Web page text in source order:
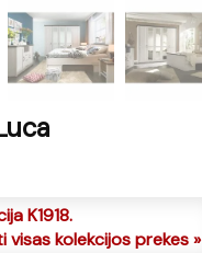
K1918.
visas kolekcijos prekes »